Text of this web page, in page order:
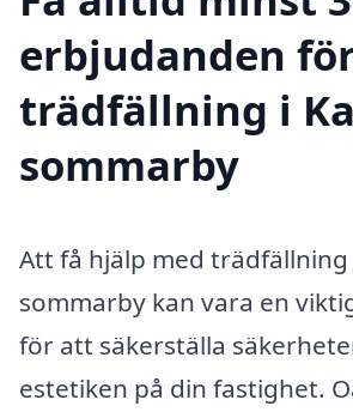
erbjudanden
trädfällning i
sommarby
Att få hjälp med trädfällning
sommarby kan vara en
för att säkerställa
estetiken på din fastighet.